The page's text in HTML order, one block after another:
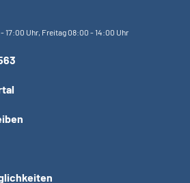
17:00 Uhr, Freitag 08:00 - 14:00 Uhr